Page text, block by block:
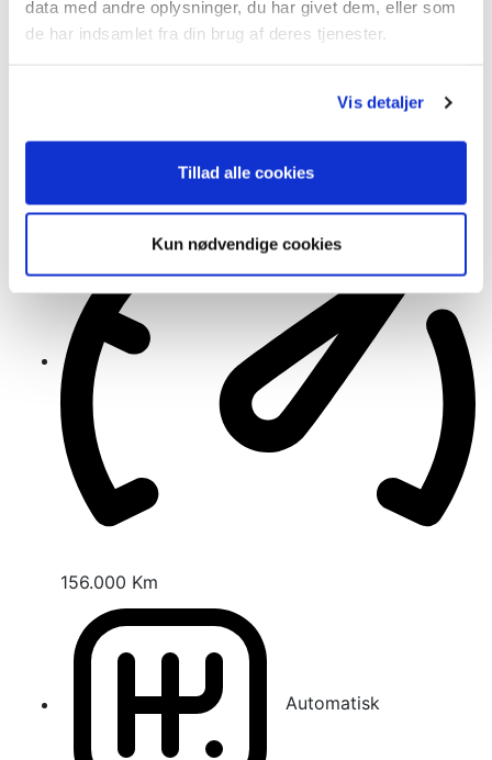
data med andre oplysninger, du har givet dem, eller som
de har indsamlet fra din brug af deres tjenester.
Vis detaljer
Tillad alle cookies
Kun nødvendige cookies
Mercedes CLA-klasse CLA35 AMG 4MATIC
Shooting Brake
156.000 Km
Automatisk